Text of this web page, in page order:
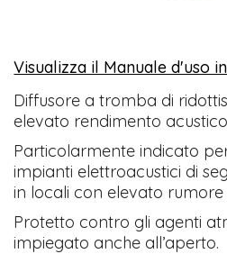
Visualizza il Manuale d'uso
Diffusore a tromba di
elevato rendimento
Particolarmente indicato
impianti elettroacustici di
in locali con elevato rumore
Protetto contro gli agenti
impiegato anche all’aperto.